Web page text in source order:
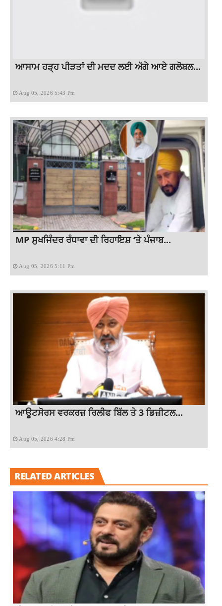
ਆਸਾਮ ਹੜ੍ਹ ਪੀੜਤਾਂ ਦੀ ਮਦਦ ਲਈ ਅੱਗੇ ਆਏ ਗਲੋਬਲ...
Aug 05, 2026 5:43 Pm
MP ਸੁਖਜਿੰਦਰ ਰੰਧਾਵਾ ਦੀ ਰਿਹਾਇਸ਼ ‘ਤੇ ਪੰਜਾਬ...
Aug 05, 2026 5:11 Pm
ਆਊਟਸੋਰਸ ਵਰਕਰਜ਼ ਰਿਲੀਫ ਬਿੱਲ ਤੇ 3 ਡਿਜ਼ੀਟਲ...
Aug 05, 2026 4:28 Pm
RELATED ARTICLES